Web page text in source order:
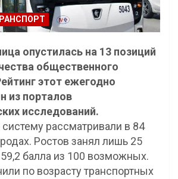
опустилась на 13 позиций
общественного
этот ежегодно
из порталов
исследований.
рассматривали в 84
Ростов занял лишь 25
балла из 100 возможных.
по возрасту транспортных